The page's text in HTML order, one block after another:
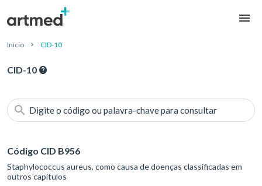
Início CID-10
CID-10
Digite o código ou palavra-chave para consultar
Código CID B956
Staphylococcus aureus, como causa de doenças classificadas em
outros capítulos